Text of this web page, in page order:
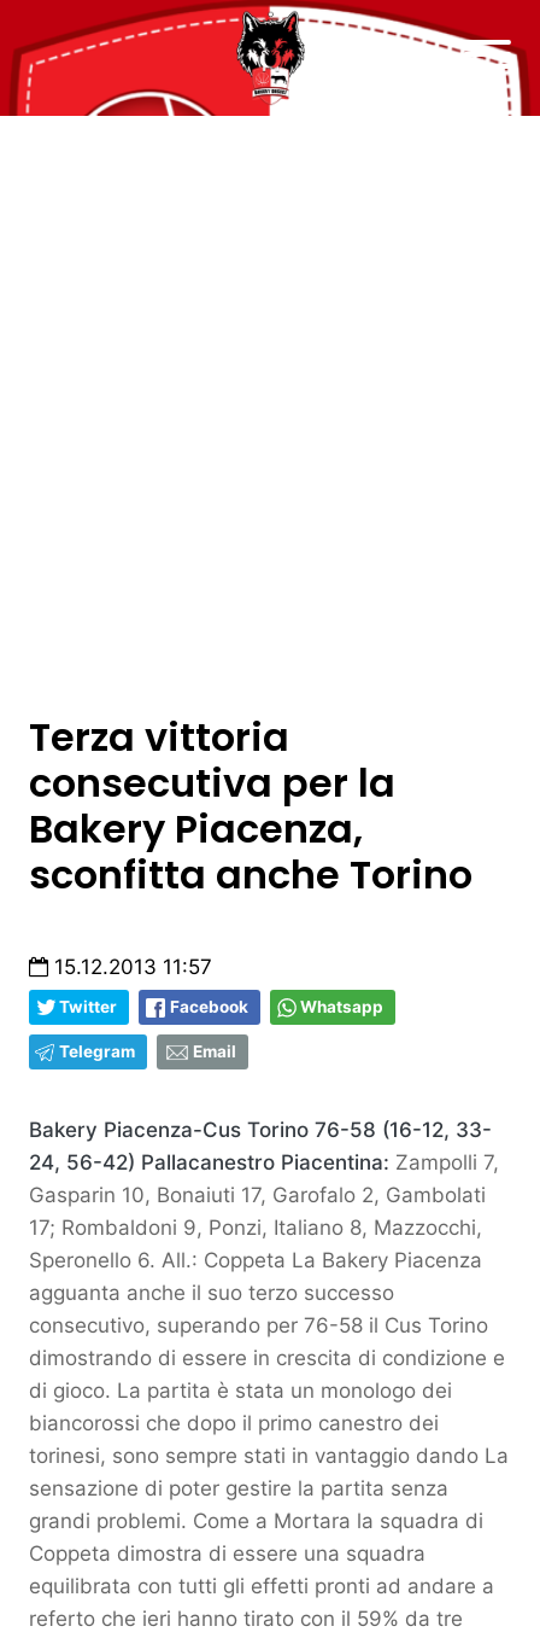
Terza vittoria
consecutiva per la
Bakery Piacenza,
sconfitta anche Torino
15.12.2013 11:57
Twitter Facebook Whatsapp
Telegram Email
Bakery Piacenza-Cus Torino 76-58 (16-12, 33-
24, 56-42) Pallacanestro Piacentina: Zampolli 7,
Gasparin 10, Bonaiuti 17, Garofalo 2, Gambolati
17; Rombaldoni 9, Ponzi, Italiano 8, Mazzocchi,
Speronello 6. All.: Coppeta La Bakery Piacenza
agguanta anche il suo terzo successo
consecutivo, superando per 76-58 il Cus Torino
dimostrando di essere in crescita di condizione e
di gioco. La partita è stata un monologo dei
biancorossi che dopo il primo canestro dei
torinesi, sono sempre stati in vantaggio dando La
sensazione di poter gestire la partita senza
grandi problemi. Come a Mortara la squadra di
Coppeta dimostra di essere una squadra
equilibrata con tutti gli effetti pronti ad andare a
referto che ieri hanno tirato con il 59% da tre